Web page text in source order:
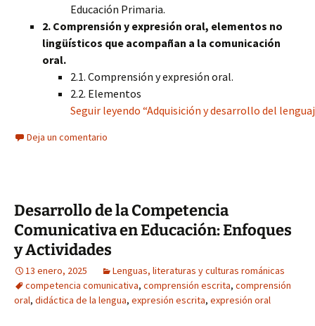
Educación Primaria.
2. Comprensión y expresión oral, elementos no
lingüísticos que acompañan a la comunicación
oral.
2.1. Comprensión y expresión oral.
2.2. Elementos
Seguir leyendo “Adquisición y desarrollo del
Deja un comentario
Desarrollo de la Competencia
Comunicativa en Educación: Enfoques
y Actividades
13 enero, 2025
Lenguas, literaturas y culturas románicas
competencia comunicativa, comprensión escrita, comprensión
oral, didáctica de la lengua, expresión escrita, expresión oral